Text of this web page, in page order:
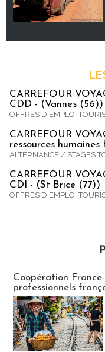
CARREFOUR
CDD - (Vannes (56))
OFFRES D'EMPLOI
CARREFOUR
ressources
ALTERNANCE / STAGES
CARREFOUR
CDI - (St Brice (77))
OFFRES D'EMPLOI
Coopération
professionnels